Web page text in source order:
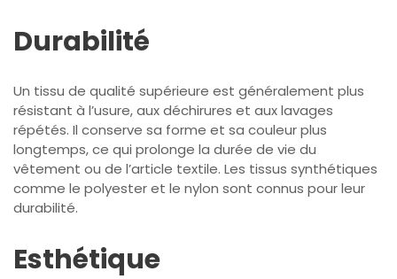
Durabilité
Un tissu de qualité supérieure est généralement plus
résistant à l’usure, aux déchirures et aux lavages
répétés. Il conserve sa forme et sa couleur plus
longtemps, ce qui prolonge la durée de vie du
vêtement ou de l’article textile. Les tissus synthétiques
comme le polyester et le nylon sont connus pour leur
durabilité.
Esthétique